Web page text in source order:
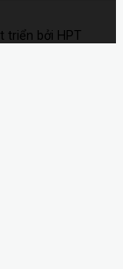
triển bởi HPT